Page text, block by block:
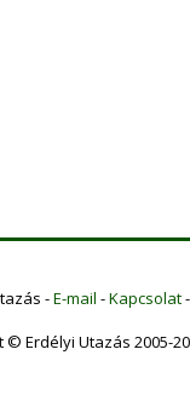
-E-mail -Kapcsolat-
© Erdélyi Utazás 2005-